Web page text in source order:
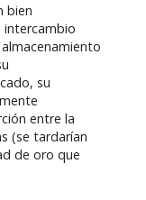
bien
su
entre la
(se tardarían
de oro que